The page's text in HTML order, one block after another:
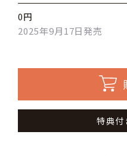
0円
2025年9月17日発売
特典付